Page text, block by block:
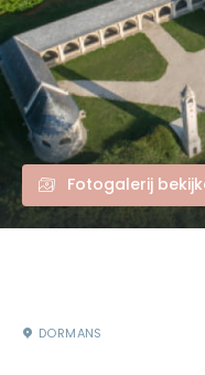
Fotogalerij
DORMANS